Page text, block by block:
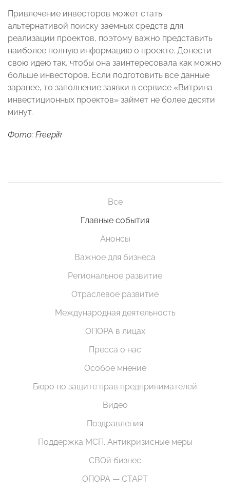
Привлечение инвесторов может стать
альтернативой поиску заемных средств для
реализации проектов, поэтому важно представить
наиболее полную информацию о проекте. Донести
свою идею так, чтобы она заинтересовала как можно
больше инвесторов. Если подготовить все данные
заранее, то заполнение заявки в сервисе «Витрина
инвестиционных проектов» займет не более десяти
минут.
Фото: Freepik
Все
Главные события
Анонсы
Важное для бизнеса
Региональное развитие
Отраслевое развитие
Международная деятельность
ОПОРА в лицах
Пресса о нас
Особое мнение
Бюро по защите прав предпринимателей
Видео
Поздравления
Поддержка МСП. Антикризисные меры
СВОй бизнес
ОПОРА — СТАРТ